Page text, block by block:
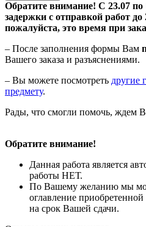
Обратите внимание! С 23.07 по
задержки с отправкой работ
пожалуйста, это время при
– После заполнения формы Вам
Вашего заказа и разъяснениями.
– Вы можете посмотреть другие
предмету.
Рады, что смогли помочь, ждем
Обратите внимание!
Данная работа является
работы НЕТ.
По Вашему желанию мы
оглавление
на срок Вашей сдачи.